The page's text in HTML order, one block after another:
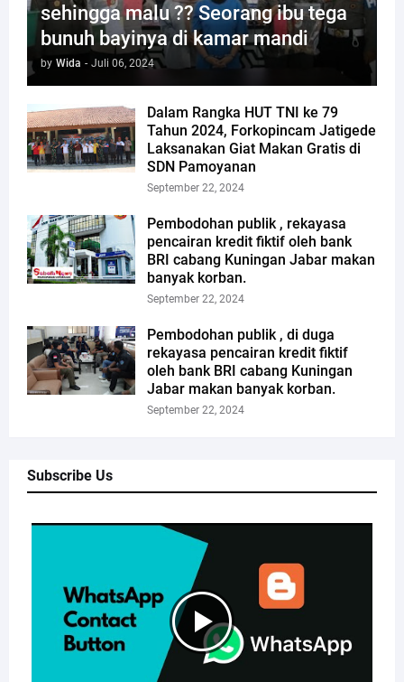
sehingga malu ?? Seorang ibu tega
bunuh bayinya di kamar mandi
by Wida - Juli 06, 2024
Dalam Rangka HUT TNI ke 79
Tahun 2024, Forkopincam Jatigede
Laksanakan Giat Makan Gratis di
SDN Pamoyanan
September 22, 2024
Pembodohan publik , rekayasa
pencairan kredit fiktif oleh bank
BRI cabang Kuningan Jabar makan
banyak korban.
September 22, 2024
Pembodohan publik , di duga
rekayasa pencairan kredit fiktif
oleh bank BRI cabang Kuningan
Jabar makan banyak korban.
September 22, 2024
Subscribe Us